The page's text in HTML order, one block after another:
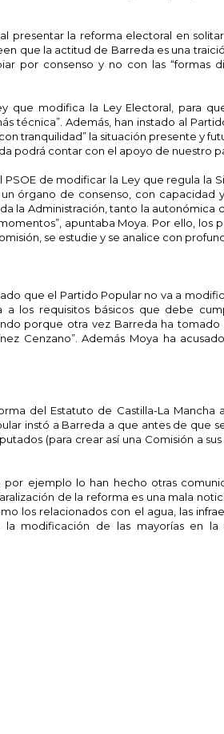
presentar la reforma electoral en
que la actitud de Barreda es una
por consenso y no con las “formas
que modifica la Ley Electoral, para
técnica”. Además, han instado al
tranquilidad” la situación presente y
podrá contar con el apoyo de nuestro
de modificar la Ley que regula la
órgano de consenso, con capacidad
la Administración, tanto la autonómica
apuntaba Moya. Por ello, los
se estudie y se analice con
que el Partido Popular no va a
los requisitos básicos que debe
porque otra vez Barreda ha tomado
Cenzano”. Además Moya ha
del Estatuto de Castilla-La Mancha
instó a Barreda a que antes de que
(para crear así una Comisión a
ejemplo lo han hecho otras
de la reforma es una mala
los relacionados con el agua, las
modificación de las mayorías en la